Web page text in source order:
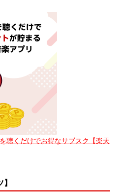
聴くだけでお得なサブスク【楽天